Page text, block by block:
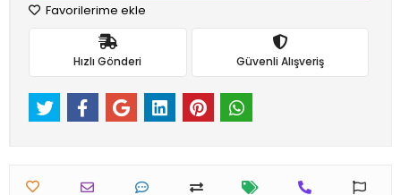
Favorilerime ekle
Hızlı Gönderi Güvenli Alışveriş